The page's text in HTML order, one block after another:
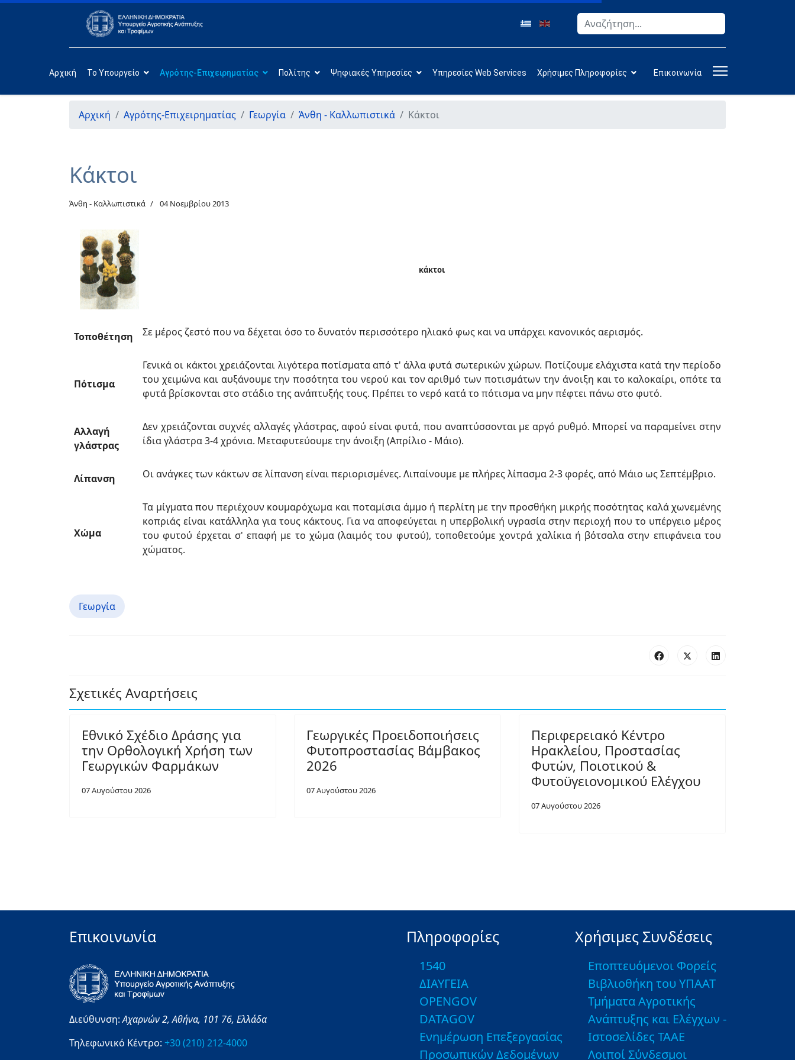
Αναζήτηση
Αρχική Το Υπουργείο Αγρότης-Επιχειρηματίας Πολίτης Ψηφιακές Υπηρεσίες Υπηρεσίες Web Services Χρήσιμες Πληροφορίες Επικοινωνία
Αρχική Αγρότης-Επιχειρηματίας Γεωργία Άνθη - Καλλωπιστικά Κάκτοι
Κάκτοι
Άνθη - Καλλωπιστικά 04 Νοεμβρίου 2013
κάκτοι
Τοποθέτηση Σε μέρος ζεστό που να δέχεται όσο το δυνατόν περισσότερο ηλιακό φως και να υπάρχει κανονικός αερισμός.
Πότισμα
Γενικά οι κάκτοι χρειάζονται λιγότερα ποτίσματα από τ' άλλα φυτά σωτερικών χώρων. Ποτίζουμε ελάχιστα κατά την περίοδο
του χειμώνα και αυξάνουμε την ποσότητα του νερού και τον αριθμό των ποτισμάτων την άνοιξη και το καλοκαίρι, οπότε τα
φυτά βρίσκονται στο στάδιο της ανάπτυξής τους. Πρέπει το νερό κατά το πότισμα να μην πέφτει πάνω στο φυτό.
Αλλαγή
γλάστρας
Δεν χρειάζονται συχνές αλλαγές γλάστρας, αφού είναι φυτά, που αναπτύσσονται με αργό ρυθμό. Μπορεί να παραμείνει στην
ίδια γλάστρα 3-4 χρόνια. Μεταφυτεύουμε την άνοιξη (Απρίλιο - Μάιο).
Λίπανση Οι ανάγκες των κάκτων σε λίπανση είναι περιορισμένες. Λιπαίνουμε με πλήρες λίπασμα 2-3 φορές, από Μάιο ως Σεπτέμβριο.
Χώμα
Τα μίγματα που περιέχουν κουμαρόχωμα και ποταμίσια άμμο ή περλίτη με την προσθήκη μικρής ποσότητας καλά χωνεμένης
κοπριάς είναι κατάλληλα για τους κάκτους. Για να αποφεύγεται η υπερβολική υγρασία στην περιοχή που το υπέργειο μέρος
του φυτού έρχεται σ' επαφή με το χώμα (λαιμός του φυτού), τοποθετούμε χοντρά χαλίκια ή βότσαλα στην επιφάνεια του
χώματος.
Γεωργία
Σχετικές Αναρτήσεις
Εθνικό Σχέδιο Δράσης για
την Ορθολογική Χρήση των
Γεωργικών Φαρμάκων
07 Αυγούστου 2026
Γεωργικές Προειδοποιήσεις
Φυτοπροστασίας Βάμβακος
2026
07 Αυγούστου 2026
Περιφερειακό Κέντρο
Ηρακλείου, Προστασίας
Φυτών, Ποιοτικού &
Φυτοϋγειονομικού Ελέγχου
07 Αυγούστου 2026
Επικοινωνία
Διεύθυνση:Αχαρνών 2,Αθήνα, 101 76, Ελλάδα
Τηλεφωνικό Κέντρο: +30 (210) 212-4000
Πληροφορίες
1540
ΔΙΑΥΓΕΙΑ
OPENGOV
DATAGOV
Ενημέρωση Επεξεργασίας
Προσωπικών Δεδομένων
Χρήσιμες Συνδέσεις
Εποπτευόμενοι Φορείς
Βιβλιοθήκη του ΥΠΑΑΤ
Τμήματα Αγροτικής
Ανάπτυξης και Ελέγχων -
Ιστοσελίδες ΤΑΑΕ
Λοιποί Σύνδεσμοι